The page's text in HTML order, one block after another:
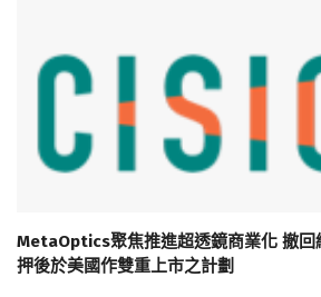
MetaOptics聚焦推進超透鏡商業化 撤回
押後於美國作雙重上市之計劃